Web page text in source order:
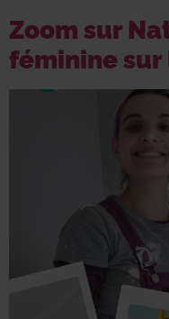
Zoom sur
féminine